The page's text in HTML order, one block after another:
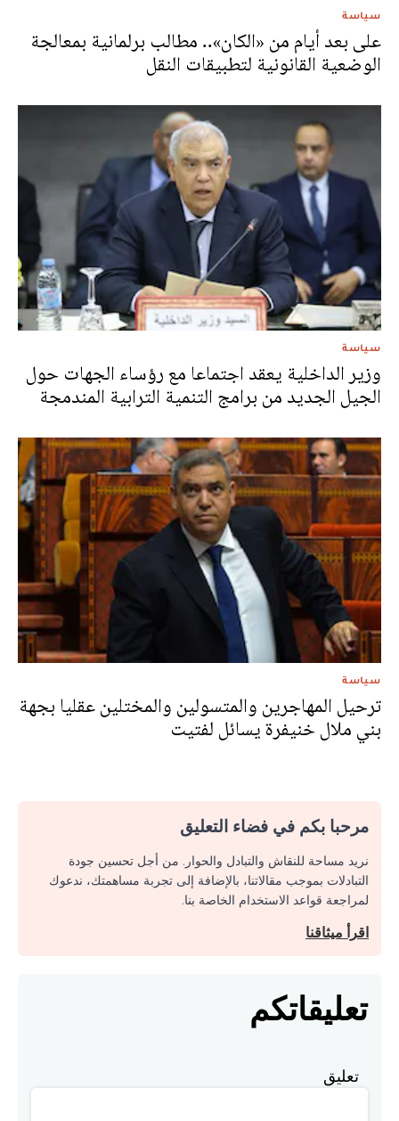
سياسة
على بعد أيام من «الكان».. مطالب برلمانية بمعالجة
الوضعية القانونية لتطبيقات النقل
سياسة
وزير الداخلية يعقد اجتماعا مع رؤساء الجهات حول
الجيل الجديد من برامج التنمية الترابية المندمجة
سياسة
ترحيل المهاجرين والمتسولين والمختلين عقليا بجهة
بني ملال خنيفرة يسائل لفتيت
مرحبا بكم في فضاء التعليق
نريد مساحة للنقاش والتبادل والحوار. من أجل تحسين جودة
التبادلات بموجب مقالاتنا، بالإضافة إلى تجربة مساهمتك، ندعوك
لمراجعة قواعد الاستخدام الخاصة بنا.
اقرأ ميثاقنا
تعليقاتكم
تعليق